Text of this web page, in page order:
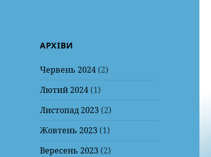
АРХІВИ
Червень 2024 (2)
Лютий 2024 (1)
Листопад 2023 (2)
Жовтень 2023 (1)
Вересень 2023 (2)